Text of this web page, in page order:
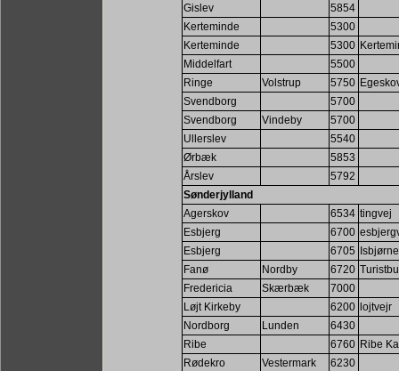
Gislev
5854
Kerteminde
5300
Kerteminde
5300
Middelfart
5500
Ringe
Volstrup 5750
Svendborg
5700
Svendborg
Vindeby
5700
Ullerslev
5540
Ørbæk
5853
Årslev
5792
Sønderjylland
Agerskov
6534 tingvej
Esbjerg
6700
Esbjerg
6705
Fanø
Nordby 6720
Fredericia
Skærbæk
7000
Løjt Kirkeby
6200
lojtvejr
Nordborg
Lunden
6430
Ribe
6760 Ribe
Rødekro
Vestermark
6230